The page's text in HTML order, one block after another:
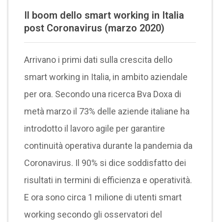
Il boom dello smart working in Italia
post Coronavirus (marzo 2020)
Arrivano i primi dati sulla crescita dello
smart working in Italia, in ambito aziendale
per ora. Secondo una ricerca Bva Doxa di
metà marzo il 73% delle aziende italiane ha
introdotto il lavoro agile per garantire
continuità operativa durante la pandemia da
Coronavirus. Il 90% si dice soddisfatto dei
risultati in termini di efficienza e operatività.
E ora sono circa 1 milione di utenti smart
working secondo gli osservatori del